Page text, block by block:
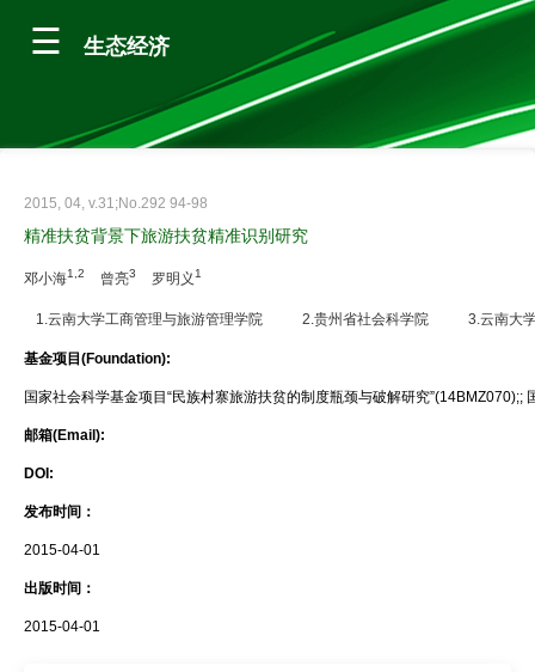
生态经济
2015, 04, v.31;No.292 94-98
精准扶贫背景下旅游扶贫精准识别研究
邓小海1,2 曾亮3 罗明义 1
1.云南大学工商管理与旅游管理学院 2.贵州省社会科学院 3.云南大
基金项目(Foundation):
国家社会科学基金项目“民族村寨旅游扶贫的制度瓶颈与破解研究
邮箱(Email):
DOI:
发布时间：
2015-04-01
出版时间：
2015-04-01